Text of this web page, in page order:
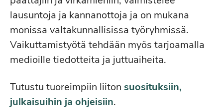
lausuntoja ja kannanottoja ja on mukana
monissa valtakunnallisissa työryhmissä.
Vaikuttamistyötä tehdään myös tarjoamalla
medioille tiedotteita ja juttuaiheita.
Tutustu tuoreimpiin liiton suosituksiin,
julkaisuihin ja ohjeisiin.